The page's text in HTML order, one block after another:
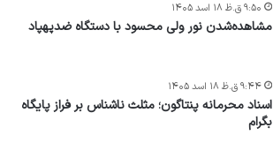
مشاهده‌شدن نور ولی محسود با دستگاه ضدپهپاد
۹:۵۰ ق.ظ ۱۸ اسد ۱۴۰۵
اسناد محرمانه پنتاگون؛ مثلث ناشناس بر فراز پایگاه
بگرام
۹:۴۴ ق.ظ ۱۸ اسد ۱۴۰۵